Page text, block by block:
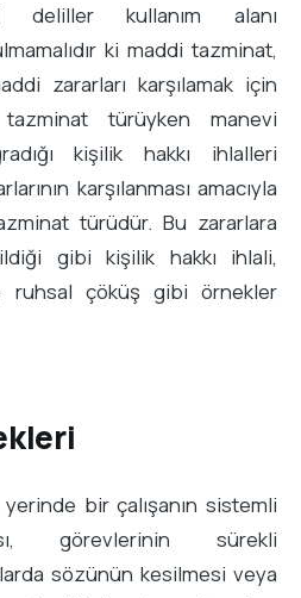
kullanım alanı
ki maddi tazminat,
zararları karşılamak için
türüyken manevi
kişilik hakkı ihlalleri
karşılanması amacıyla
türüdür. Bu zararlara
gibi kişilik hakkı ihlali,
ruhsal çöküş gibi örnekler
bir çalışanın sistemli
görevlerinin sürekli
sözünün kesilmesi veya